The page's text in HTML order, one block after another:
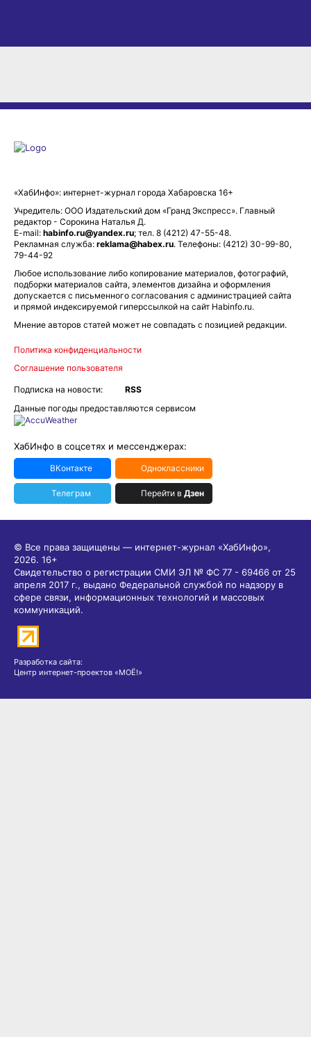
«ХабИнфо»: интернет-журнал города Хабаровска 16+
Учредитель: ООО Издательский дом «Гранд Экспресс». Главный
редактор - Сорокина Наталья Д.
E-mail: habinfo.ru@yandex.ru; тел. 8 (4212) 47-55-48.
Рекламная служба: reklama@habex.ru. Телефоны: (4212) 30-99-80,
79-44-92
Любое использование либо копирование материалов, фотографий,
подборки материалов сайта, элементов дизайна и оформления
допускается с письменного согласования с администрацией сайта
и прямой индексируемой гиперссылкой на сайт Habinfo.ru.
Мнение авторов статей может не совпадать с позицией редакции.
Политика конфиденциальности
Соглашение пользователя
Подписка на новости:
RSS
Данные погоды предоставляются сервисом
ХабИнфо в соцсетях и мессенджерах:
ВКонтакте Одноклассники
Телеграм Перейти в Дзен
© Все права защищены — интернет-журнал «ХабИнфо»,
2026. 16+
Свидетельство о регистрации СМИ ЭЛ № ФС 77 - 69466 от 25
апреля 2017 г., выдано Федеральной службой по надзору в
сфере связи, информационных технологий и массовых
коммуникаций.
Разработка сайта:
Центр интернет-проектов «МОЁ!»